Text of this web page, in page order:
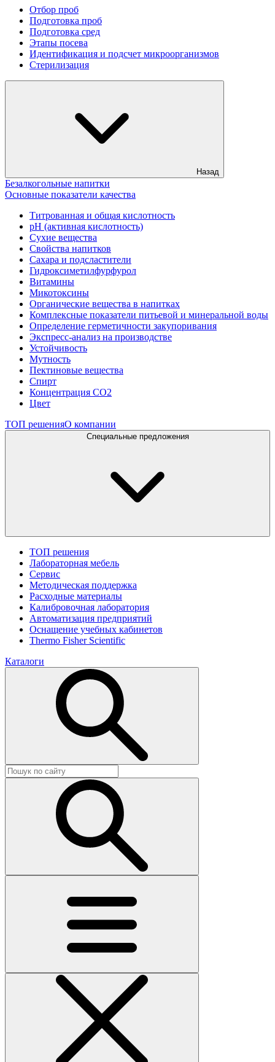
Отбор проб
Подготовка проб
Подготовка сред
Этапы посева
Идентификация и подсчет микроорганизмов
Стерилизация
Назад
Безалкогольные напитки
Основные показатели качества
Титрованная и общая кислотность
рН (активная кислотность)
Сухие вещества
Свойства напитков
Сахара и подсластители
Гидроксиметилфурфурол
Витамины
Микотоксины
Органические вещества в напитках
Комплексные показатели питьевой и минеральной воды
Определение герметичности закупоривания
Экспресс-анализ на производстве
Устойчивость
Мутность
Пектиновые вещества
Спирт
Концентрация СО2
Цвет
ТОП решенияО компании
Специальные предложения
ТОП решения
Лабораторная мебель
Сервис
Методическая поддержка
Расходные материалы
Калибровочная лаборатория
Автоматизация предприятий
Оснащение учебных кабинетов
Thermo Fisher Scientific
Каталоги